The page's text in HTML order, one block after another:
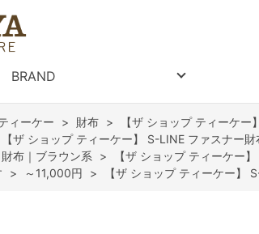
BRAND
ィーケー > 財布 >
【ザ ショップ ティーケ
【ザ ショップ ティーケー】 S-LINE ファスナー
財布｜ブラウン系 >
【ザ ショップ ティーケー
> ～11,000円 > 【ザ ショップ ティーケー】